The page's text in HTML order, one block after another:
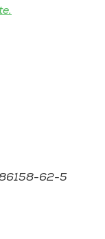
62-5